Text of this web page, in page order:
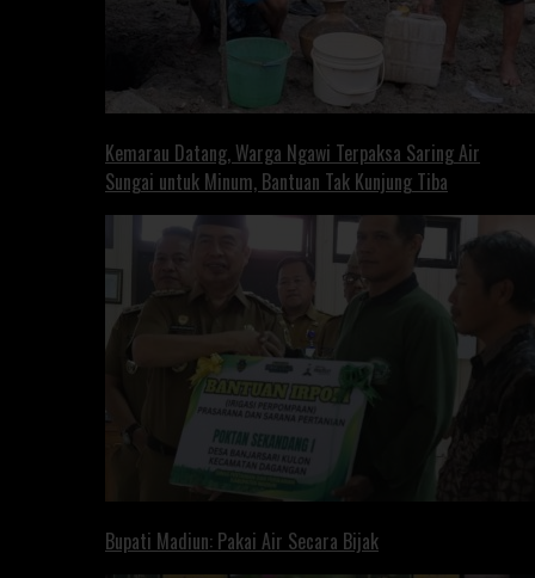
Kemarau Datang, Warga Ngawi Terpaksa Saring Air
Sungai untuk Minum, Bantuan Tak Kunjung Tiba
Bupati Madiun: Pakai Air Secara Bijak